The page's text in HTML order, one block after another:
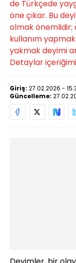
de Türkçede
öne çıkar. Bu
olmak önemlidir;
kullanım
yakmak deyimi
Detaylar
Giriş: 27.02.2026 -
Güncelleme: